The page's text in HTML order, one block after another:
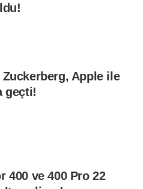
Zuckerberg, Apple ile
geçti!
400 ve 400 Pro 22